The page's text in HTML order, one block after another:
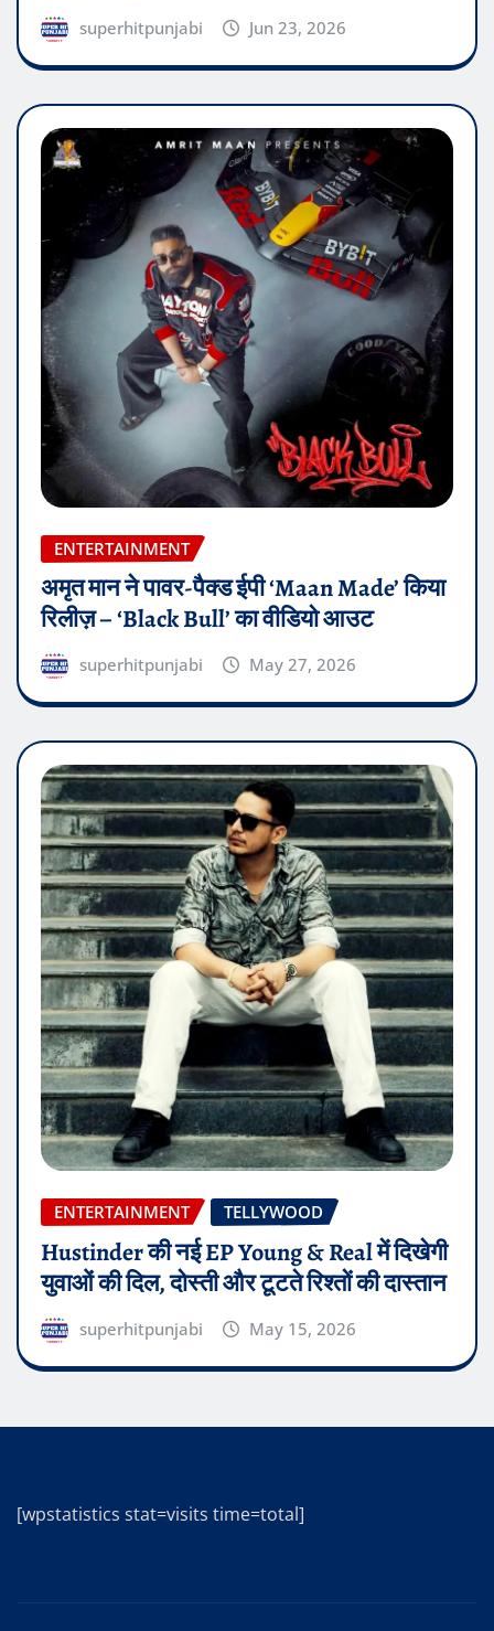
superhitpunjabi Jun 23, 2026
ENTERTAINMENT
अमृत मान ने पावर-पैक्ड ईपी ‘Maan Made’ किया
रिलीज़ – ‘Black Bull’ का वीडियो आउट
superhitpunjabi May 27, 2026
ENTERTAINMENT TELLYWOOD
Hustinder की नई EP Young & Real में दिखेगी
युवाओं की दिल, दोस्ती और टूटते रिश्तों की दास्तान
superhitpunjabi May 15, 2026
[wpstatistics stat=visits time=total]